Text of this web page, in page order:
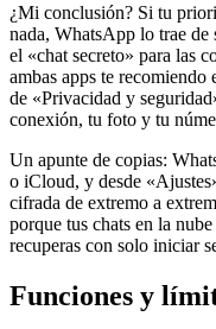
¿Mi conclusión? Si tu
nada, WhatsApp lo trae de
el «chat secreto» para las
ambas apps te
de «Privacidad y
conexión, tu foto y tu
Un apunte de copias:
o iCloud, y desde
cifrada de extremo a
porque tus chats en la
recuperas con solo iniciar
Funciones y